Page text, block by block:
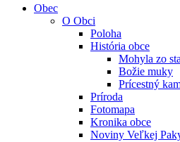
Obec
O Obci
Poloha
História obce
Mohyla zo
Božie muky
Prícestný
Príroda
Fotomapa
Kronika obce
Noviny Veľkej